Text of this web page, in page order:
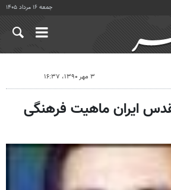
جمعه ۱۶ مرداد ۱۴۰۵
۳ مهر ۱۳۹۰، ۱۶:۳۷
ایران ماهیت فرهنگی